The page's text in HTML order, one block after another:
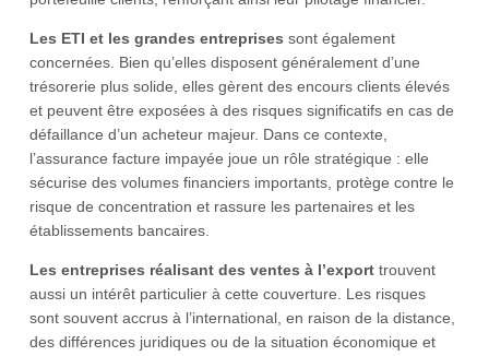
Les ETI et les grandes entreprises sont également
concernées. Bien qu’elles disposent généralement d’une
trésorerie plus solide, elles gèrent des encours clients élevés
et peuvent être exposées à des risques significatifs en cas de
défaillance d’un acheteur majeur. Dans ce contexte,
l’assurance facture impayée joue un rôle stratégique : elle
sécurise des volumes financiers importants, protège contre le
risque de concentration et rassure les partenaires et les
établissements bancaires.
Les entreprises réalisant des ventes à l’export trouvent
aussi un intérêt particulier à cette couverture. Les risques
sont souvent accrus à l’international, en raison de la distance,
des différences juridiques ou de la situation économique et